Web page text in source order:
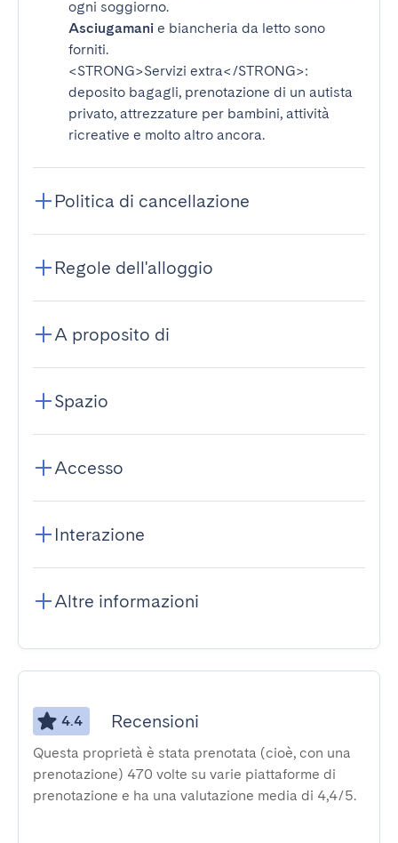
ogni soggiorno.
Asciugamani e biancheria da letto sono
forniti.
<STRONG>Servizi extra</STRONG>:
deposito bagagli, prenotazione di un autista
privato, attrezzature per bambini, attività
ricreative e molto altro ancora.
Politica di cancellazione
Regole dell'alloggio
A proposito di
Spazio
Accesso
Interazione
Altre informazioni
4.4 Recensioni
Questa proprietà è stata prenotata (cioè, con una
prenotazione) 470 volte su varie piattaforme di
prenotazione e ha una valutazione media di 4,4/5.